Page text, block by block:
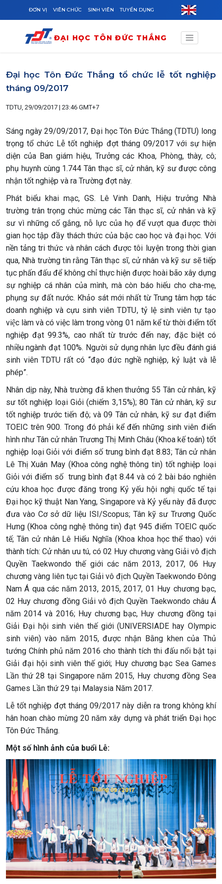
Skip to main content
ĐƠN VỊ VIÊN CHỨC SINH VIÊN TUYỂN DỤNG
ĐẠI HỌC TÔN ĐỨC THẮNG
Đại học Tôn Đức Thắng tổ chức lễ tốt nghiệp
tháng 09/2017
TDTU, 29/09/2017 | 23:46 GMT+7
Sáng ngày 29/09/2017, Đại học Tôn Đức Thắng (TDTU) long
trọng tổ chức Lễ tốt nghiệp đợt tháng 09/2017 với sự hiện
diện của Ban giám hiệu, Trưởng các Khoa, Phòng, thày, cô;
phụ huynh cùng 1.744 Tân thạc sĩ, cử nhân, kỹ sư được công
nhận tốt nghiệp và ra Trường đợt này.
Phát biểu khai mạc, GS. Lê Vinh Danh, Hiệu trưởng Nhà
trường trân trọng chúc mừng các Tân thạc sĩ, cử nhân và kỹ
sư vì những cố gắng, nỗ lực của họ để vượt qua được thời
gian học tập đầy thách thức của bậc cao học và đại học. Với
nền tảng tri thức và nhân cách được tôi luyện trong thời gian
qua, Nhà trường tin rằng Tân thạc sĩ, cử nhân và kỹ sư sẽ tiếp
tục phấn đấu để không chỉ thực hiện được hoài bão xây dựng
sự nghiệp cá nhân của mình, mà còn báo hiếu cho cha-mẹ,
phụng sự đất nước. Khảo sát mới nhất từ Trung tâm hợp tác
doanh nghiệp và cựu sinh viên TDTU, tỷ lệ sinh viên tự tạo
việc làm và có việc làm trong vòng 01 năm kể từ thời điểm tốt
nghiệp đạt 99.3%, cao nhất từ trước đến nay; đặc biệt có
nhiều ngành đạt 100%. Người sử dụng nhân lực đều đánh giá
sinh viên TDTU rất có “đạo đức nghề nghiệp, kỷ luật và lễ
phép”.
Nhân dịp này, Nhà trường đã khen thưởng 55 Tân cử nhân, kỹ
sư tốt nghiệp loại Giỏi (chiếm 3,15%); 80 Tân cử nhân, kỹ sư
tốt nghiệp trước tiến độ; và 09 Tân cử nhân, kỹ sư đạt điểm
TOEIC trên 900. Trong đó phải kể đến những sinh viên điển
hình như Tân cử nhân Trương Thị Minh Châu (Khoa kế toán) tốt
nghiệp loại Giỏi với điểm số trung bình đạt 8.83; Tân cử nhân
Lê Thị Xuân May (Khoa công nghệ thông tin) tốt nghiệp loại
Giỏi với điểm số trung bình đạt 8.44 và có 2 bài báo nghiên
cứu khoa học được đăng trong Kỷ yếu hội nghị quốc tế tại
Đại học kỹ thuật Nan Yang, Singapore và Kỷ yếu này đã được
đưa vào Cơ sở dữ liệu ISI/Scopus; Tân kỹ sư Trương Quốc
Hưng (Khoa công nghệ thông tin) đạt 945 điểm TOEIC quốc
tế; Tân cử nhân Lê Hiếu Nghĩa (Khoa khoa học thể thao) với
thành tích: Cử nhân ưu tú, có 02 Huy chương vàng Giải vô địch
Quyền Taekwondo thế giới các năm 2013, 2017, 06 Huy
chương vàng liên tục tại Giải vô địch Quyền Taekwondo Đông
Nam Á qua các năm 2013, 2015, 2017, 01 Huy chương bạc,
02 Huy chương đồng Giải vô địch Quyền Taekwondo châu Á
năm 2014 và 2016; Huy chương bạc, Huy chương đồng tại
Giải Đại hội sinh viên thế giới (UNIVERSIADE hay Olympic
sinh viên) vào năm 2015, được nhận Bằng khen của Thủ
tướng Chính phủ năm 2016 cho thành tích thi đấu nổi bật tại
Giải đại hội sinh viên thế giới; Huy chương bạc Sea Games
Lần thứ 28 tại Singapore năm 2015, Huy chương đồng Sea
Games Lần thứ 29 tại Malaysia Năm 2017.
Lễ tốt nghiệp đợt tháng 09/2017 này diễn ra trong không khí
hân hoan chào mừng 20 năm xây dựng và phát triển Đại học
Tôn Đức Thắng.
Một số hình ảnh của buổi Lễ: